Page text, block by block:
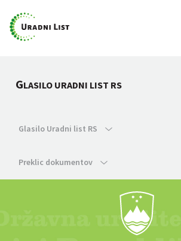
GLASILO URADNI LIST RS
Glasilo Uradni list RS
Preklic dokumentov